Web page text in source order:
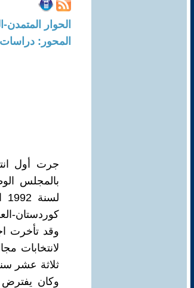
الحوار المتمدن-العدد: 7987 - 2024 /
المحور:
كوردستان-
وقد تأخرت
لانتخابات
ثلاثة عشر
وكان